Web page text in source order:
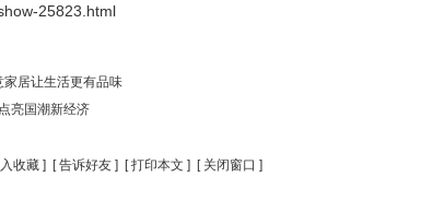
25823.html
居让生活更有品味
亮国潮新经济
收藏 ] [告诉好友 ] [打印本文 ] [ 关闭窗口 ]